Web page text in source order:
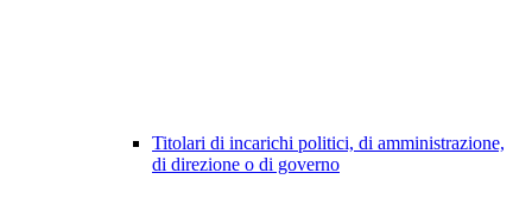
Titolari di incarichi politici, di amministrazione,
di direzione o di governo